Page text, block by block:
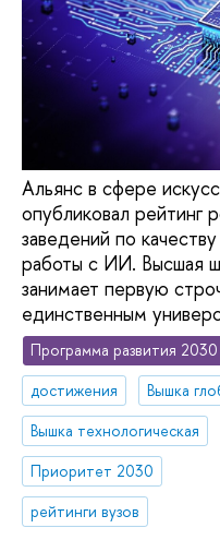
Альянс в сфере
опубликовал рейтинг
заведений по
работы с ИИ. Высшая
занимает первую
единственным
Программа развития 2030
достижения
Вышка
Вышка технологическая
Приоритет 2030
рейтинги вузов